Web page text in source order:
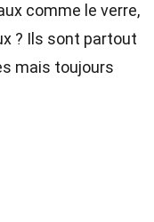
comme le verre,
? Ils sont partout
mais toujours